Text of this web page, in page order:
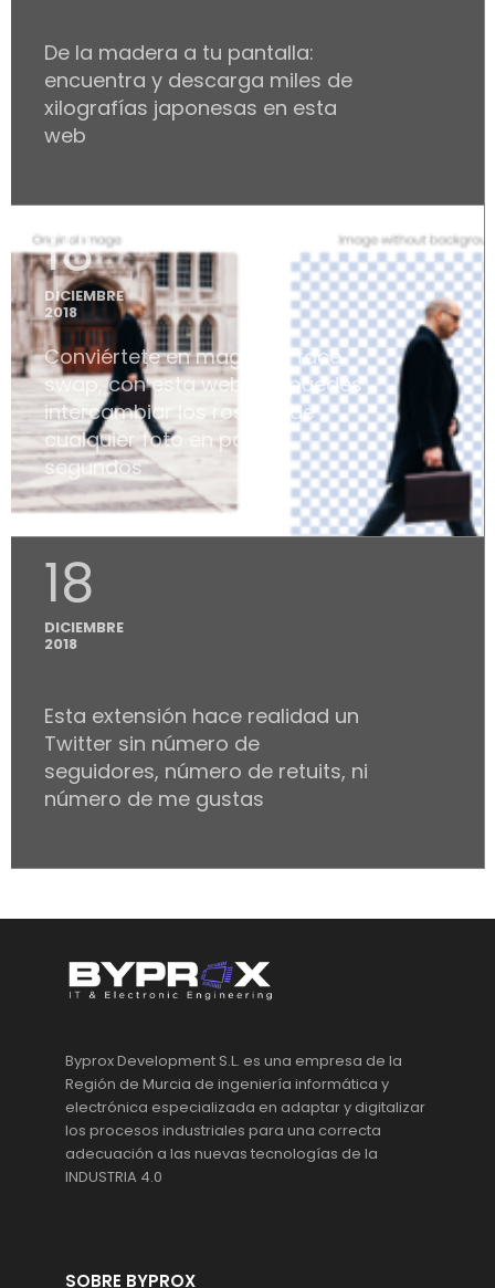
De la madera a tu pantalla:
encuentra y descarga miles de
xilografías japonesas en esta
web
18
DICIEMBRE
2018
Conviértete en mago del face
swap, con esta webapp puedes
intercambiar los rostros de
cualquier foto en pocos
segundos
18
DICIEMBRE
2018
Esta extensión hace realidad un
Twitter sin número de
seguidores, número de retuits, ni
número de me gustas
Byprox Development S.L. es una empresa de la
Región de Murcia de ingeniería informática y
electrónica especializada en adaptar y digitalizar
los procesos industriales para una correcta
adecuación a las nuevas tecnologías de la
INDUSTRIA 4.0
SOBRE BYPROX